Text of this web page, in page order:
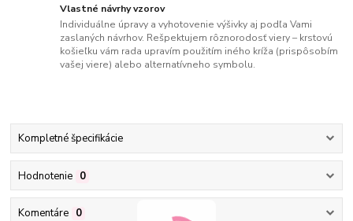
Vlastné návrhy vzorov
Individuálne úpravy a vyhotovenie výšivky aj podľa Vami
zaslaných návrhov. Rešpektujem rôznorodosť viery – krstovú
košieľku vám rada upravím použitím iného kríža (prispôsobím
vašej viere) alebo alternatívneho symbolu.
Kompletné špecifikácie
Hodnotenie 0
Komentáre 0